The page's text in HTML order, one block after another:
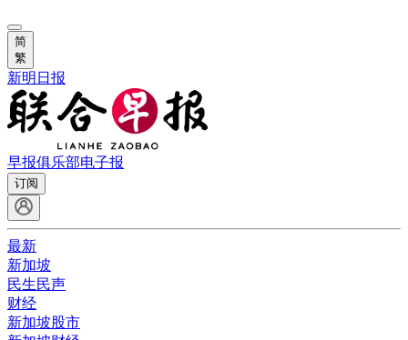
简
繁
新明日报
早报俱乐部电子报
订阅
最新
新加坡
民生民声
财经
新加坡股市